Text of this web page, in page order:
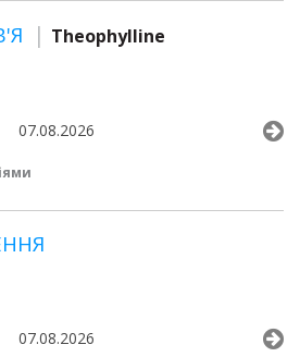
Theophylline
07.08.2026
07.08.2026